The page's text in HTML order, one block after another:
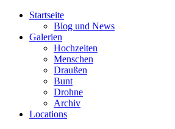
Startseite
Blog und News
Galerien
Hochzeiten
Menschen
Draußen
Bunt
Drohne
Archiv
Locations